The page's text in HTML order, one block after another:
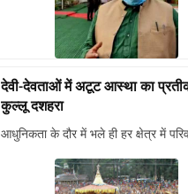
देवी-देवताओं में अटूट आस्था का
कुल्लू दशहरा
आधुनिकता के दौर में भले ही हर क्षेत्र में